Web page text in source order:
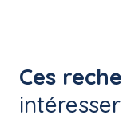
Ces
intéresser